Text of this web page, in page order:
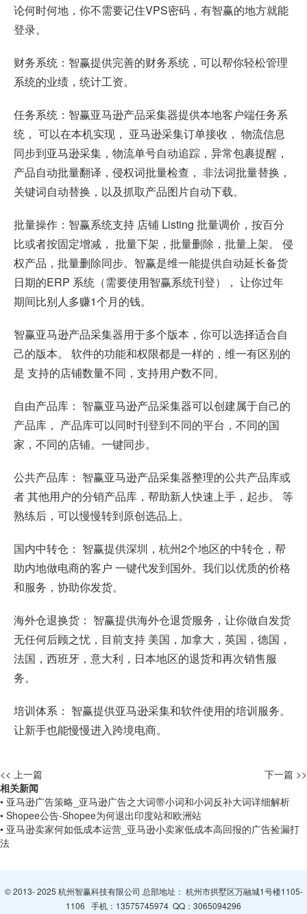
论何时何地，你不需要记住VPS密码，有智赢的地方就能
登录。
财务系统：智赢提供完善的财务系统，可以帮你轻松管理
系统的业绩，统计工资。
任务系统：智赢亚马逊产品采集器提供本地客户端任务系
统， 可以在本机实现， 亚马逊采集订单接收， 物流信息
同步到亚马逊采集，物流单号自动追踪，异常包裹提醒，
产品自动批量翻译，侵权词批量检查， 非法词批量替换，
关键词自动替换，以及抓取产品图片自动下载。
批量操作：智赢系统支持 店铺 Listing 批量调价，按百分
比或者按固定增减， 批量下架，批量删除，批量上架。 侵
权产品，批量删除同步。智赢是维一能提供自动延长备货
日期的ERP 系统（需要使用智赢系统刊登）， 让你过年
期间比别人多赚1个月的钱。
智赢亚马逊产品采集器用于多个版本，你可以选择适合自
己的版本。 软件的功能和权限都是一样的，维一有区别的
是 支持的店铺数量不同，支持用户数不同。
自由产品库： 智赢亚马逊产品采集器可以创建属于自己的
产品库， 产品库可以同时刊登到不同的平台，不同的国
家，不同的店铺。一键同步。
公共产品库： 智赢亚马逊产品采集器整理的公共产品库或
者 其他用户的分销产品库，帮助新人快速上手，起步。 等
熟练后，可以慢慢转到原创选品上。
国内中转仓： 智赢提供深圳，杭州2个地区的中转仓，帮
助内地做电商的客户 一键代发到国外。我们以优质的价格
和服务，协助你发货。
海外仓退换货： 智赢提供海外仓退货服务，让你做自发货
无任何后顾之忧，目前支持 美国，加拿大，英国，德国，
法国，西班牙，意大利，日本地区的退货和再次销售服
务。
培训体系： 智赢提供亚马逊采集和软件使用的培训服务。
让新手也能慢慢进入跨境电商。
<< 上一篇
下一篇 >>
相关新闻
• 亚马逊广告策略_亚马逊广告之大词带小词和小词反补大词详细解析
• Shopee公告-Shopee为何退出印度站和欧洲站
• 亚马逊卖家何如低成本运营_亚马逊小卖家低成本高回报的广告捡漏打
法
© 2013- 2025 杭州智赢科技有限公司 总部地址： 杭州市拱墅区万融城1号楼1105-
1106 手机： 13575745974 QQ： 3065094296